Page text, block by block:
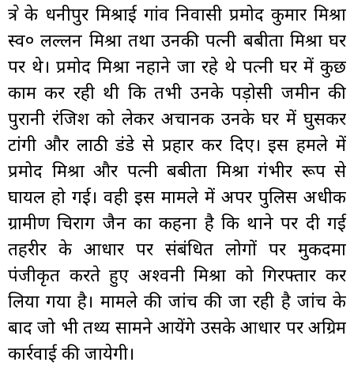
क्षेत्र के धनीपुर मिश्राई गांव निवासी प्रमोद कुमार मिश्रा
स्व० लल्लन मिश्रा तथा उनकी पत्नी बबीता मिश्रा घर
पर थे। प्रमोद मिश्रा नहाने जा रहे थे पत्नी घर में कुछ
काम कर रही थी कि तभी उनके पड़ोसी जमीन की
पुरानी रंजिश को लेकर अचानक उनके घर में घुसकर
टांगी और लाठी डंडे से प्रहार कर दिए। इस हमले में
प्रमोद मिश्रा और पत्नी बबीता मिश्रा गंभीर रूप से
घायल हो गई। वही इस मामले में अपर पुलिस अधीक्षक
ग्रामीण चिराग जैन का कहना है कि थाने पर दी गई
तहरीर के आधार पर संबंधित लोगों पर मुकदमा
पंजीकृत करते हुए अश्वनी मिश्रा को गिरफ्तार कर
लिया गया है। मामले की जांच की जा रही है जांच के
बाद जो भी तथ्य सामने आयेंगे उसके आधार पर अग्रिम
कार्रवाई की जायेगी।